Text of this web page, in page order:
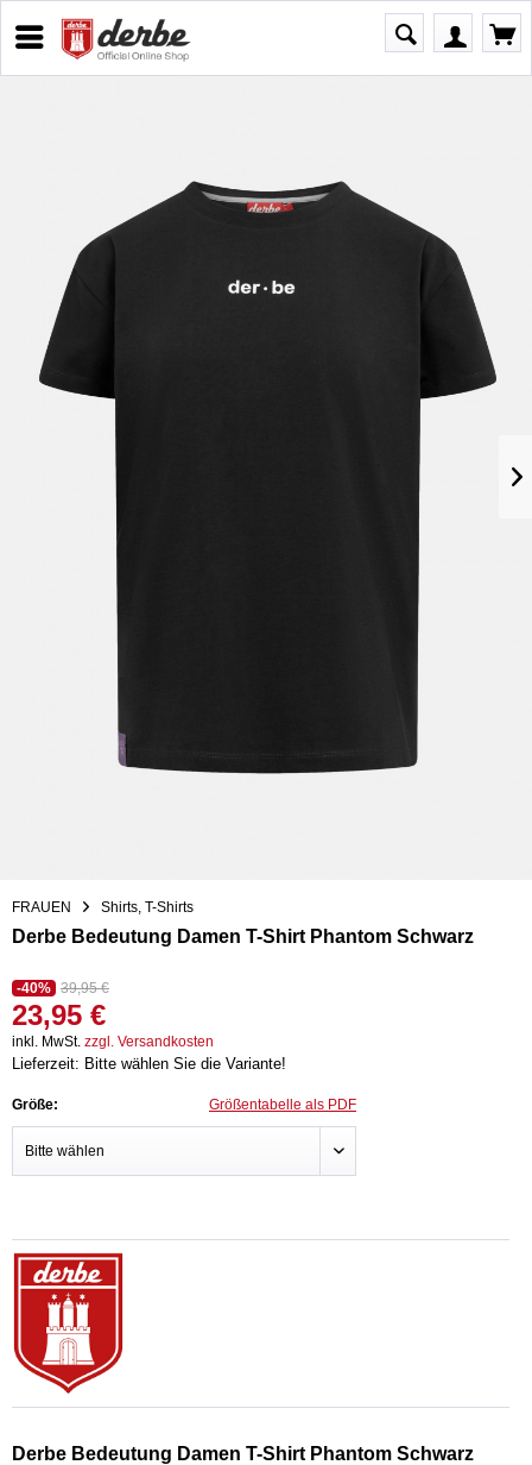
FRAUEN Shirts, T-Shirts
Derbe Bedeutung Damen T-Shirt Phantom Schwarz
-40% 39,95 €
23,95 €
inkl. MwSt. zzgl. Versandkosten
Lieferzeit: Bitte wählen Sie die Variante!
Größe: Größentabelle als PDF
Derbe Bedeutung Damen T-Shirt Phantom Schwarz